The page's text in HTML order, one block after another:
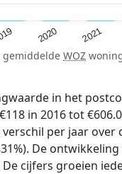
2020 2021
gemiddelde WOZ
in het
in 2016 tot
per jaar
De
cijfers groeien